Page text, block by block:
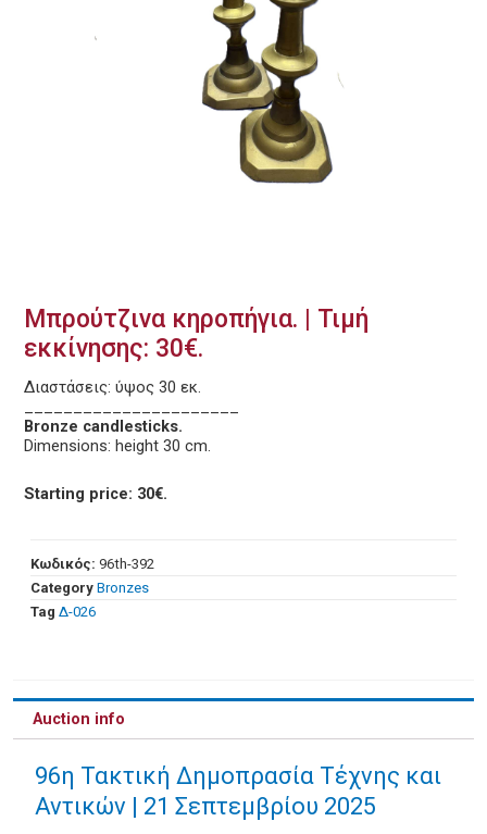
Μπρούτζινα κηροπήγια. | Τιμή
εκκίνησης: 30€.
Διαστάσεις: ύψος 30 εκ.
Bronze candlesticks.
Dimensions: height 30 cm.
Starting price: 30€.
Κωδικός: 96th-392
Category Bronzes
Tag Δ-026
Auction info
96η Τακτική Δημοπρασία Τέχνης και
Αντικών | 21 Σεπτεμβρίου 2025